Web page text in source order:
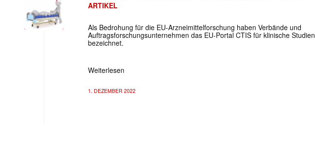
ARTIKEL
Als Bedrohung für die EU-Arzneimittelforschung haben Verbände und
Auftragsforschungsunternehmen das EU-Portal CTIS für klinische Studien
bezeichnet.
Weiterlesen
1. DEZEMBER 2022